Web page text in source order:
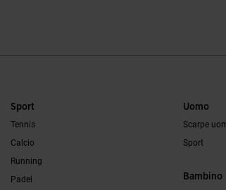
Sport
Tennis
Calcio
Running
Padel
Uomo
Scarpe
Sport
Bambino